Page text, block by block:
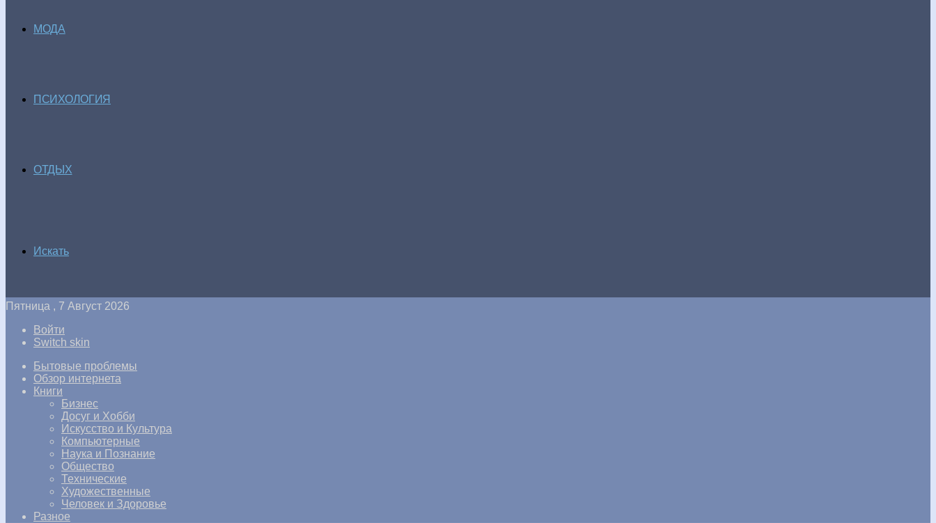
МОДА
ПСИХОЛОГИЯ
ОТДЫХ
Искать
Пятница , 7 Август 2026
Войти
Switch skin
Бытовые проблемы
Обзор интернета
Книги
Бизнес
Досуг и Хобби
Искусство и Культура
Компьютерные
Наука и Познание
Общество
Технические
Художественные
Человек и Здоровье
Разное